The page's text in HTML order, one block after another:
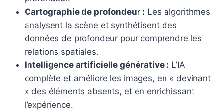
Cartographie de profondeur : Les algorithmes
analysent la scène et synthétisent des
données de profondeur pour comprendre les
relations spatiales.
Intelligence artificielle générative : L’IA
complète et améliore les images, en « devinant
» des éléments absents, et en enrichissant
l’expérience.